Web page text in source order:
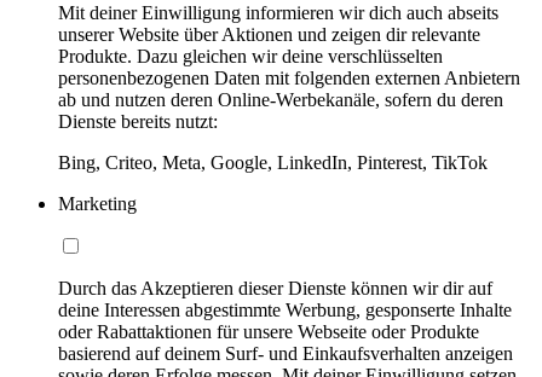
Mit deiner Einwilligung informieren wir dich auch abseits
unserer Website über Aktionen und zeigen dir relevante
Produkte. Dazu gleichen wir deine verschlüsselten
personenbezogenen Daten mit folgenden externen Anbietern
ab und nutzen deren Online-Werbekanäle, sofern du deren
Dienste bereits nutzt:
Bing, Criteo, Meta, Google, LinkedIn, Pinterest, TikTok
Marketing
Durch das Akzeptieren dieser Dienste können wir dir auf
deine Interessen abgestimmte Werbung, gesponserte Inhalte
oder Rabattaktionen für unsere Webseite oder Produkte
basierend auf deinem Surf- und Einkaufsverhalten anzeigen